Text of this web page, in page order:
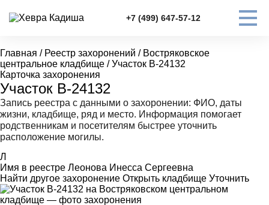
+7 (499) 647-57-12
Главная / Реестр захоронений / Востряковское
центральное кладбище / Участок В-24132
Карточка захоронения
Участок В-24132
Запись реестра с данными о захоронении: ФИО, даты
жизни, кладбище, ряд и место. Информация помогает
родственникам и посетителям быстрее уточнить
расположение могилы.
Л
Имя в реестре Леонова Инесса Сергеевна
Найти другое захоронение Открыть кладбище Уточнить